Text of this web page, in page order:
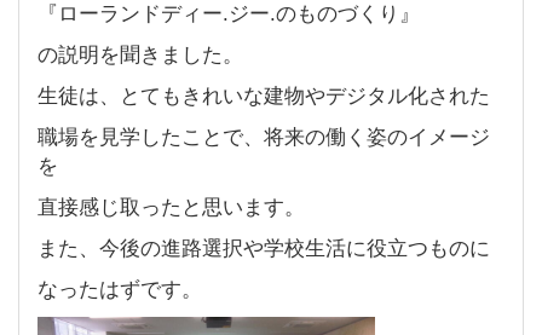
『ローランドディー.ジー.のものづくり』
の説明を聞きました。
生徒は、とてもきれいな建物やデジタル化された
職場を見学したことで、将来の働く姿のイメージ
を
直接感じ取ったと思います。
また、今後の進路選択や学校生活に役立つものに
なったはずです。